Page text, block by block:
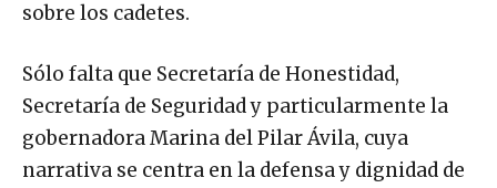
sobre los cadetes.
Sólo falta que Secretaría de Honestidad,
Secretaría de Seguridad y particularmente la
gobernadora Marina del Pilar Ávila, cuya
narrativa se centra en la defensa y dignidad de